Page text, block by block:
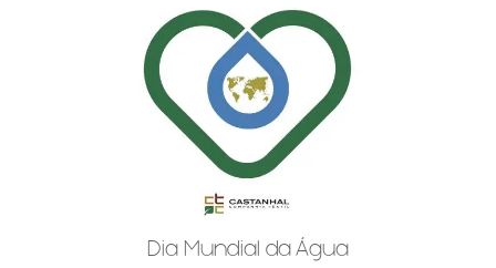
Dia Mundial da Água